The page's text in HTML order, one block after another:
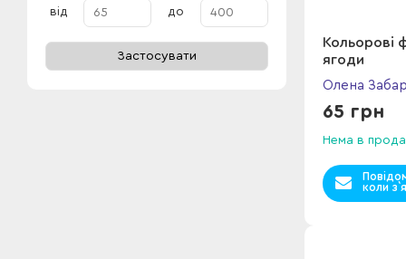
від до
Застосувати
Кольоровi
ягоди
Олена
65 грн
Нема в
коли